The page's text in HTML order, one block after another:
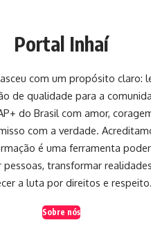
Portal Inhaí
com um propósito claro:
de qualidade para a
do Brasil com amor,
com a verdade.
é uma ferramenta
pessoas, transformar
a luta por direitos e respeito.
Sobre nós